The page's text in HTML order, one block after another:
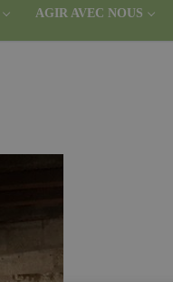
AGIR AVEC NOUS